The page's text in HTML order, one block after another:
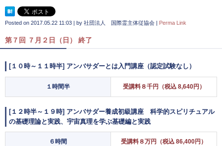
Posted on 2017.05.22 11:03 | by 社団法人 国際霊主体従協会 | Perma Link
第７回 ７月２日（日） 終了
[１０時～１１時半] アンバサダーとは入門講座（認定試験なし）
１時間半 受講料８千円（税込 8,640円）
[１２時半～１９時] アンバサダー養成初級講座 科学的スピリチュアル
の基礎理論と実践、宇宙真理を学ぶ基礎編と実践
６時間 受講料８万円（税込 86,400円）